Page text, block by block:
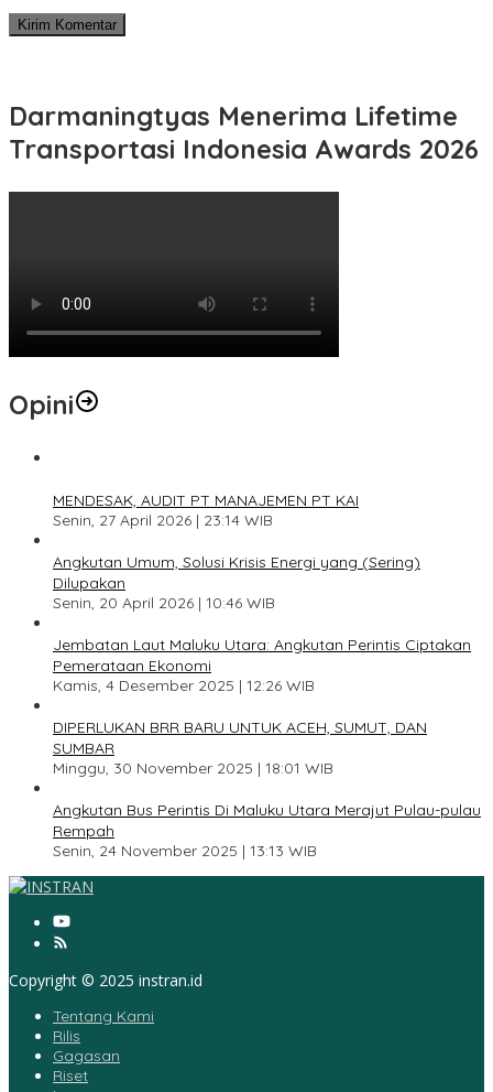
Darmaningtyas Menerima Lifetime
Transportasi Indonesia Awards 2026
Opini
MENDESAK, AUDIT PT MANAJEMEN PT KAI
Senin, 27 April 2026 | 23:14 WIB
Angkutan Umum, Solusi Krisis Energi yang (Sering)
Dilupakan
Senin, 20 April 2026 | 10:46 WIB
Jembatan Laut Maluku Utara: Angkutan Perintis Ciptakan
Pemerataan Ekonomi
Kamis, 4 Desember 2025 | 12:26 WIB
DIPERLUKAN BRR BARU UNTUK ACEH, SUMUT, DAN
SUMBAR
Minggu, 30 November 2025 | 18:01 WIB
Angkutan Bus Perintis Di Maluku Utara Merajut Pulau-pulau
Rempah
Senin, 24 November 2025 | 13:13 WIB
Copyright © 2025 instran.id
Tentang Kami
Rilis
Gagasan
Riset